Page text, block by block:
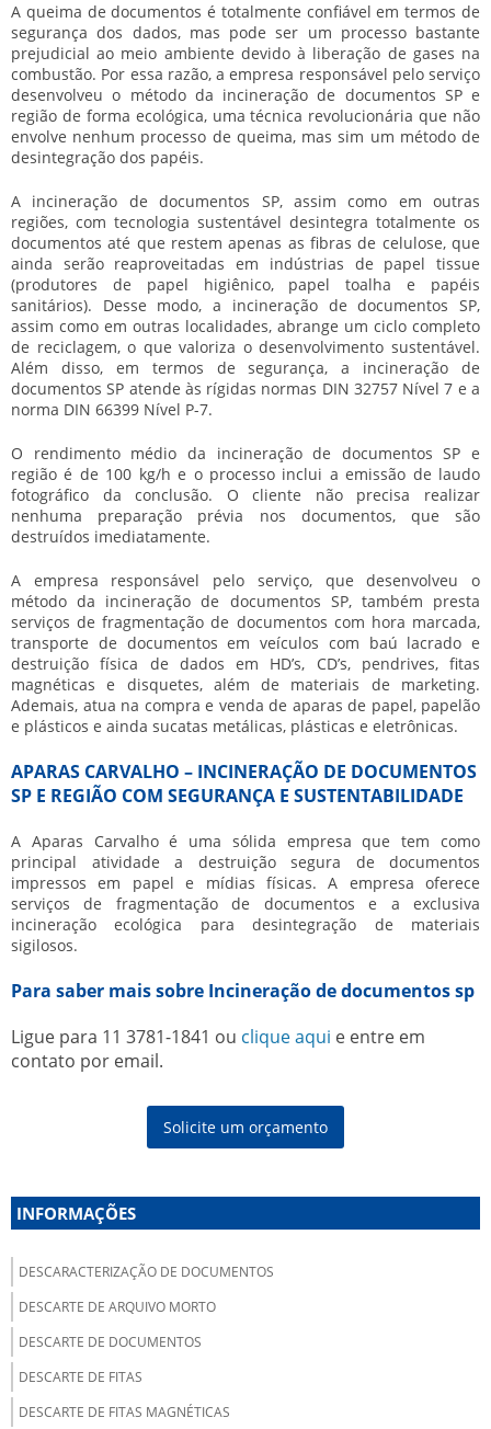
A queima de documentos é totalmente confiável em termos de
segurança dos dados, mas pode ser um processo bastante
prejudicial ao meio ambiente devido à liberação de gases na
combustão. Por essa razão, a empresa responsável pelo serviço
desenvolveu o método da incineração de documentos SPe
região de forma ecológica, uma técnica revolucionária que não
envolve nenhum processo de queima, mas sim um método de
desintegração dos papéis.
A incineração de documentos SP, assim como em outras
regiões, com tecnologia sustentável desintegra totalmente os
documentos até que restem apenas as fibras de celulose, que
ainda serão reaproveitadas em indústrias de papel tissue
(produtores de papel higiênico, papel toalha e papéis
sanitários). Desse modo, a incineração de documentos SP,
assim como em outras localidades, abrange um ciclo completo
de reciclagem, o que valoriza o desenvolvimento sustentável.
Além disso, em termos de segurança, a incineração de
documentos SP atende às rígidas normas DIN 32757 Nível 7 e a
norma DIN 66399 Nível P-7.
O rendimento médio da incineração de documentos SP e
região é de 100 kg/h e o processo inclui a emissão de laudo
fotográfico da conclusão. O cliente não precisa realizar
nenhuma preparação prévia nos documentos, que são
destruídos imediatamente.
A empresa responsável pelo serviço, que desenvolveu o
método da incineração de documentos SP, também presta
serviços de fragmentação de documentos com hora marcada,
transporte de documentos em veículos com baú lacrado e
destruição física de dados em HD’s, CD’s, pendrives, fitas
magnéticas e disquetes, além de materiais de marketing.
Ademais, atua na compra e venda de aparas de papel, papelão
e plásticos e ainda sucatas metálicas, plásticas e eletrônicas.
APARAS CARVALHO – INCINERAÇÃO DE DOCUMENTOS
SP E REGIÃO COM SEGURANÇA E SUSTENTABILIDADE
A Aparas Carvalho é uma sólida empresa que tem como
principal atividade a destruição segura de documentos
impressos em papel e mídias físicas. A empresa oferece
serviços de fragmentação de documentos e a exclusiva
incineração ecológica para desintegração de materiais
sigilosos.
Para saber mais sobre Incineração de documentos sp
Ligue para 11 3781-1841 ou clique aqui e entre em
contato por email.
Solicite um orçamento
INFORMAÇÕES
DESCARACTERIZAÇÃO DE DOCUMENTOS
DESCARTE DE ARQUIVO MORTO
DESCARTE DE DOCUMENTOS
DESCARTE DE FITAS
DESCARTE DE FITAS MAGNÉTICAS